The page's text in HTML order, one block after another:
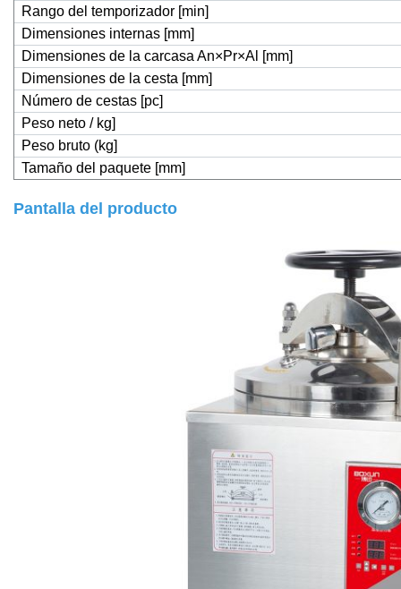
Rango del temporizador [min]
Dimensiones internas [mm]
Dimensiones de la carcasa An×Pr×Al [mm]
Dimensiones de la cesta [mm]
Número de cestas [pc]
Peso neto / kg]
Peso bruto (kg]
Tamaño del paquete [mm]
Pantalla del producto